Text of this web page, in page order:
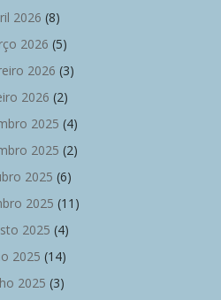
2026 (8)
2026 (5)
2026 (3)
2026 (2)
2025 (4)
2025 (2)
2025 (6)
2025 (11)
2025 (4)
2025 (14)
2025 (3)